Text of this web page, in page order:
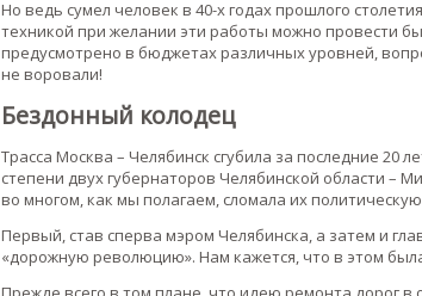
Но ведь сумел человек в 40-х годах прошлого
техникой при желании эти работы можно провести
предусмотрено в бюджетах различных уровней,
не воровали!
Бездонный колодец
Трасса Москва – Челябинск сгубила за последние 20
степени двух губернаторов Челябинской области –
во многом, как мы полагаем, сломала их
Первый, став сперва мэром Челябинска, а затем и
«дорожную революцию». Нам кажется, что в этом